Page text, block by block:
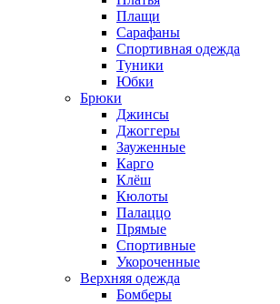
Плащи
Сарафаны
Спортивная одежда
Туники
Юбки
Брюки
Джинсы
Джоггеры
Зауженные
Карго
Клёш
Кюлоты
Палаццо
Прямые
Спортивные
Укороченные
Верхняя одежда
Бомберы